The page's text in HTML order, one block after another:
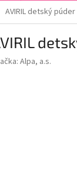
AVIRIL detský
Alpa, a.s.